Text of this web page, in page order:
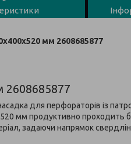
мм 2608685877
2608685877
для перфораторів із
мм продуктивно проходить
задаючи напрямок